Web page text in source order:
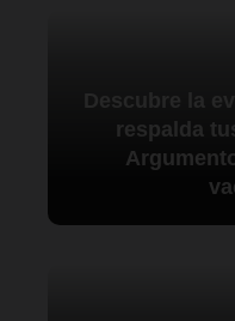
respalda